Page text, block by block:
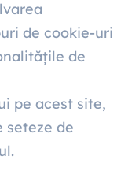
de cookie-uri
de
pe acest site,
seteze de